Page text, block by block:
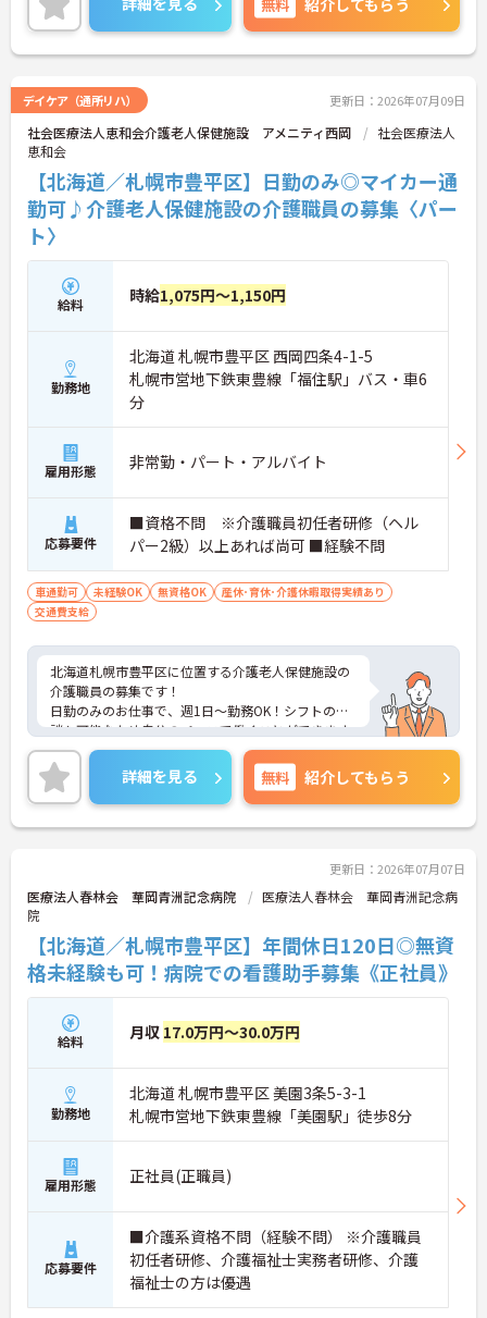
いたしますので、お気軽にご相談ください！
デイケア（通所リハ） 更新日：2026年07月09日
社会医療法人恵和会介護老人保健施設 アメニティ西岡
社会医療法人
恵和会
【北海道／札幌市豊平区】日勤のみ◎マイカー通
勤可♪介護老人保健施設の介護職員の募集〈パー
ト〉
給料 時給1,075円～1,150円
勤務地
北海道 札幌市豊平区 西岡四条4-1-5
札幌市営地下鉄東豊線「福住駅」バス・車6
分
雇用形態 非常勤・パート・アルバイト
応募要件
■資格不問 ※介護職員初任者研修（ヘル
パー2級）以上あれば尚可 ■経験不問
車通勤可 未経験OK 無資格OK
産休･育休･介護休暇取得実績あり
交通費支給
北海道札幌市豊平区に位置する介護老人保健施設の
介護職員の募集です！
日勤のみのお仕事で、週1日～勤務OK！シフトの相
談も可能なため自分のペースで働くことができます
◎交通費支給ありなので交通費代の心配ありませ
ん！マイカーでの通勤もOK！現場経験のない方でも
チャレンジできる職場でフォロー体制もあり、経験
に関わらず安心してスタートできます。
こちらの求人にご興味がございましたら面接のポイ
詳細を見る 無料 紹介してもらう
更新日：2026年07月07日
医療法人春林会 華岡青洲記念病院
医療法人春林会 華岡青洲記念病
院
【北海道／札幌市豊平区】年間休日120日◎無資
格未経験も可！病院での看護助手募集《正社員》
給料 月収 17.0万円～30.0万円
勤務地
北海道 札幌市豊平区 美園3条5-3-1
札幌市営地下鉄東豊線「美園駅」徒歩8分
雇用形態 正社員(正職員)
応募要件
■介護系資格不問（経験不問） ※介護職員
初任者研修、介護福祉士実務者研修、介護
福祉士の方は優遇